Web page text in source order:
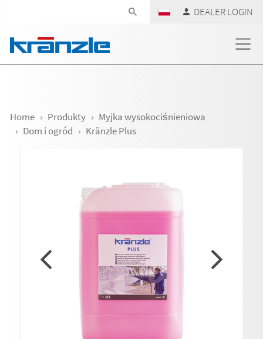
DEALER LOGIN
Home Produkty
Myjka wysokociśnieniowa
Dom i ogród
Kränzle Plus